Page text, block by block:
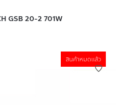
GSB 20-2 701W
สินค้าหมดแล้ว